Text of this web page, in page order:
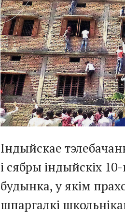
Індыйскае
і сябры індыйскіх
будынка, у якім
шпаргалкі